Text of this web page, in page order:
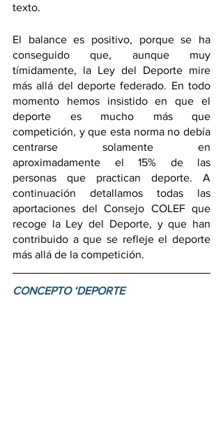
texto.
El balance es positivo, porque se ha
conseguido que, aunque muy
tímidamente, la Ley del Deporte mire
más allá del deporte federado. En todo
momento hemos insistido en que el
deporte es mucho más que
competición, y que esta norma no debía
centrarse solamente en
aproximadamente el 15% de las
personas que practican deporte. A
continuación detallamos todas las
aportaciones del Consejo COLEF que
recoge la Ley del Deporte, y que han
contribuido a que se refleje el deporte
más allá de la competición.
CONCEPTO ‘DEPORTE